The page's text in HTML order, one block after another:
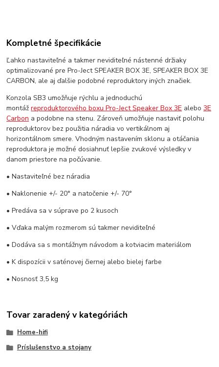
Kompletné špecifikácie
Ľahko nastaviteľné a takmer neviditeľné nástenné držiaky
optimalizované pre Pro-Ject SPEAKER BOX 3E, SPEAKER BOX 3E
CARBON, ale aj ďalšie podobné reproduktory iných značiek.
Konzola SB3 umožňuje rýchlu a jednoduchú
montážreproduktorového boxu Pro-Ject Speaker Box 3E alebo3E
Carbon a podobne na stenu. Zároveň umožňuje nastaviť polohu
reproduktorov bez použitia náradia vo vertikálnom aj
horizontálnom smere. Vhodným nastavením sklonu a otáčania
reproduktora je možné dosiahnuť lepšie zvukové výsledky v
danom priestore na počúvanie.
• Nastaviteľné bez náradia
• Naklonenie +/- 20° a natočenie +/- 70°
• Predáva sa v súprave po 2 kusoch
• Vďaka malým rozmerom sú takmer neviditeľné
• Dodáva sa s montážnym návodom a kotviacim materiálom
• K dispozícii v saténovej čiernej alebo bielej farbe
• Nosnosť 3,5 kg
Tovar zaradený v kategóriách
Home-hifi
Príslušenstvo a stojany